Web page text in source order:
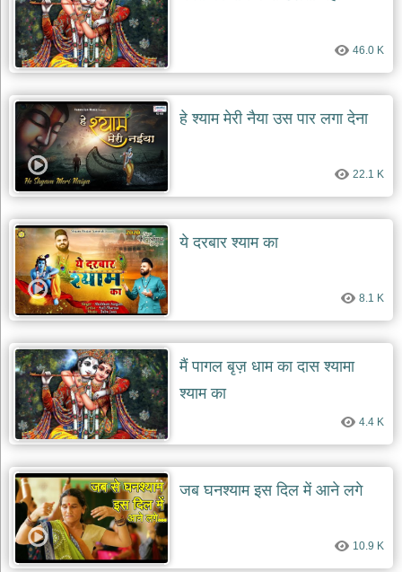
46.0 K
हे श्याम मेरी नैया उस पार लगा देना
22.1 K
ये दरबार श्याम का
8.1 K
मैं पागल बृज़ धाम का दास श्यामा
श्याम का
4.4 K
जब घनश्याम इस दिल में आने लगे
10.9 K